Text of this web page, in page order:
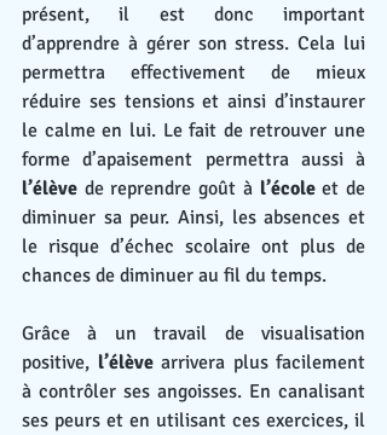
présent, il est donc important
d’apprendre à gérer son stress. Cela lui
permettra effectivement de mieux
réduire ses tensions et ainsi d’instaurer
le calme en lui. Le fait de retrouver une
l’élève de reprendre goût à l’école et de
diminuer sa peur. Ainsi, les absences et
le risque d’échec scolaire ont plus de
chances de diminuer au fil du temps.
Grâce à un travail de visualisation
positive, l’élève arrivera plus facilement
à contrôler ses angoisses. En canalisant
ses peurs et en utilisant ces exercices, il